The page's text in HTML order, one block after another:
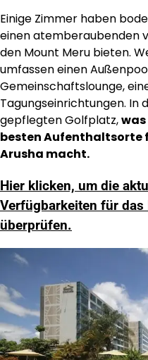
Einige Zimmer haben
einen atemberaubenden
den Mount Meru bieten.
umfassen einen
Gemeinschaftslounge,
Tagungseinrichtungen. In
gepflegten Golfplatz,was
besten Aufenthaltsorte
Arusha macht.
Hier klicken, um die
Verfügbarkeiten für
überprüfen.